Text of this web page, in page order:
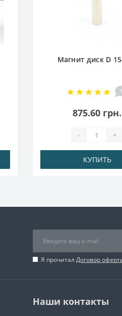
Магнит диск D
1
875.60 грн.
- +
КУПИТЬ
Я прочитал Договор
Наши контакты